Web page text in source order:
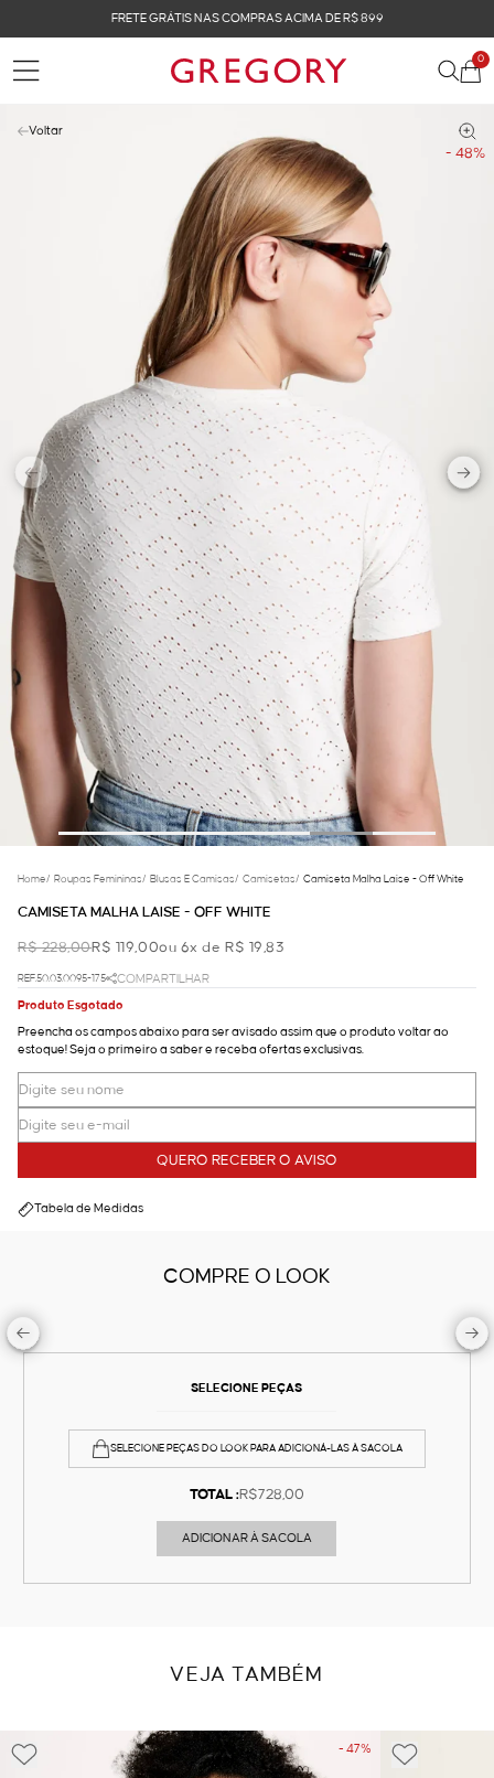
FRETE GRÁTIS NAS COMPRAS ACIMA DE R$ 899
0
- 48%
Voltar
Home/ Roupas Femininas/ Blusas E Camisas/ Camisetas/ Camiseta Malha Laise - Off White
CAMISETA MALHA LAISE - OFF WHITE
R$ 228,00R$ 119,00ou 6x de R$ 19,83
REF.50.03.0095-175
COMPARTILHAR
Produto Esgotado
Preencha os campos abaixo para ser avisado assim que o produto voltar ao
estoque! Seja o primeiro a saber e receba ofertas exclusivas.
QUERO RECEBER O AVISO
Tabela de Medidas
COMPRE O LOOK
SELECIONE PEÇAS
SELECIONE PEÇAS DO LOOK PARA ADICIONÁ-LAS À SACOLA
TOTAL :R$728,00
ADICIONAR À SACOLA
VEJA TAMBÉM
- 47%